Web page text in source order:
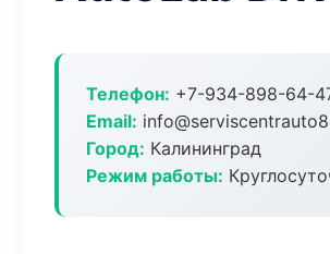
Телефон: +7-934-898-64-
Email:
Город: Калининград
Режим работы: